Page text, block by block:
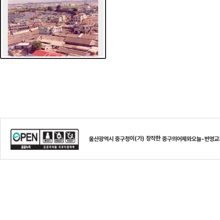
울산광역시 중구청이(가) 창작한중구의어제와오늘-번영